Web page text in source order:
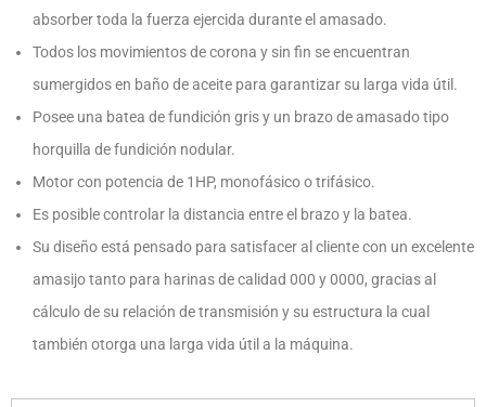
absorber toda la fuerza ejercida durante el amasado.
Todos los movimientos de corona y sin fin se encuentran
sumergidos en baño de aceite para garantizar su larga vida útil.
Posee una batea de fundición gris y un brazo de amasado tipo
horquilla de fundición nodular.
Motor con potencia de 1HP, monofásico o trifásico.
Es posible controlar la distancia entre el brazo y la batea.
Su diseño está pensado para satisfacer al cliente con un excelente
amasijo tanto para harinas de calidad 000 y 0000, gracias al
cálculo de su relación de transmisión y su estructura la cual
también otorga una larga vida útil a la máquina.